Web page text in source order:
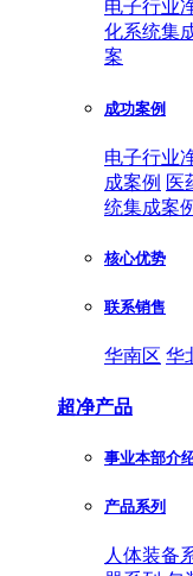
电子行业
化系统集
案
成功案例
电子行业
成案例 医
统集成案
核心优势
联系销售
华南区 华
超净产品
事业本部介
产品系列
人体装备